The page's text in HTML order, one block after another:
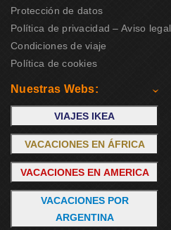
Protección de datos
Política de privacidad – Aviso legal
Condiciones de viaje
Política de cookies
Nuestras Webs:
VIAJES IKEA
VACACIONES EN ÁFRICA
VACACIONES EN AMERICA
VACACIONES POR
ARGENTINA